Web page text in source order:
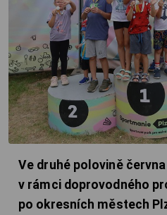
Ve druhé polovině
v rámci doprovodného
po okresních městech